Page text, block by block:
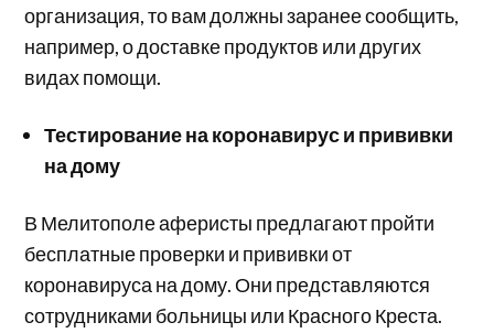
организация, то вам должны заранее сообщить,
например, о доставке продуктов или других
видах помощи.
Тестирование на коронавирус и прививки
на дому
В Мелитополе аферисты предлагают пройти
бесплатные проверки и прививки от
коронавируса на дому. Они представляются
сотрудниками больницы или Красного Креста.